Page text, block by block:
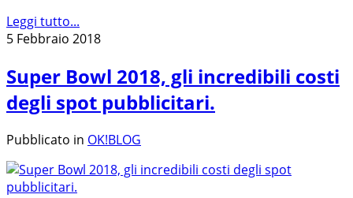
Leggi tutto...
5 Febbraio 2018
Super Bowl 2018, gli incredibili costi
degli spot pubblicitari.
Pubblicato in OK!BLOG